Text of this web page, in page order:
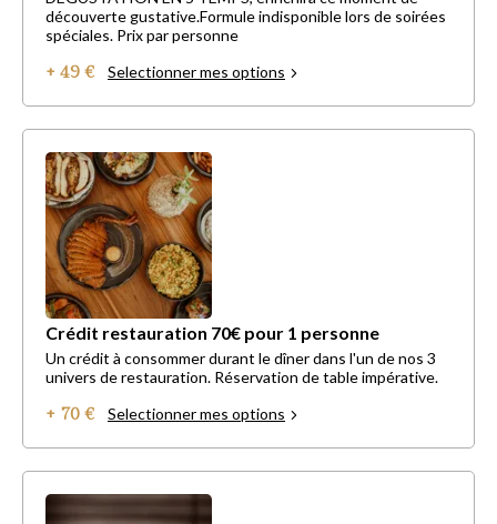
découverte gustative.Formule indisponible lors de soirées
spéciales. Prix par personne
+ 49 € Selectionner mes options
Crédit restauration 70€ pour 1 personne
Un crédit à consommer durant le dîner dans l'un de nos 3
univers de restauration. Réservation de table impérative.
+ 70 € Selectionner mes options